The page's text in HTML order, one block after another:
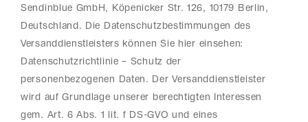
Sendinblue GmbH, Köpenicker Str. 126, 10179 Berlin,
Deutschland. Die Datenschutzbestimmungen des
Versanddienstleisters können Sie hier einsehen:
Datenschutzrichtlinie – Schutz der
personenbezogenen Daten. Der Versanddienstleister
wird auf Grundlage unserer berechtigten Interessen
gem. Art. 6 Abs. 1 lit. f DS-GVO und eines